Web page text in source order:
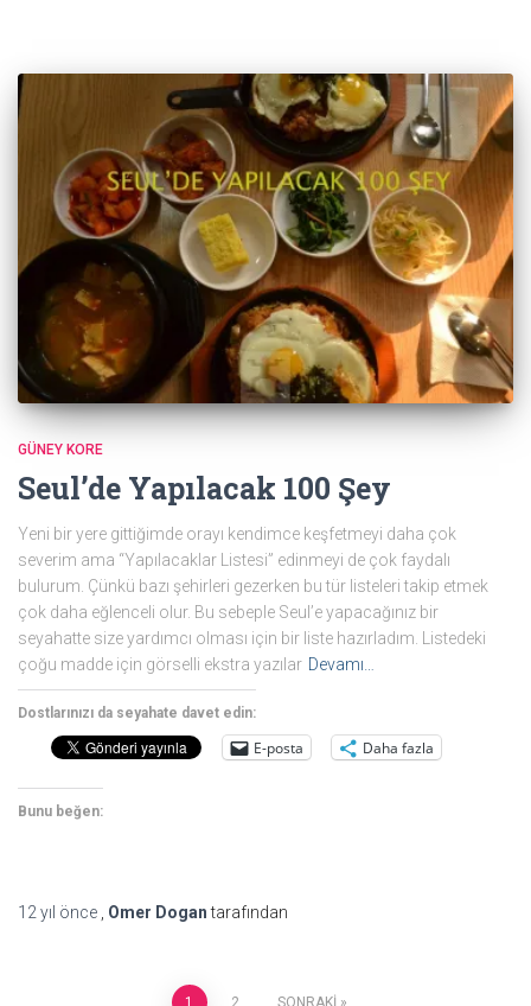
GÜNEY KORE
Seul’de Yapılacak 100 Şey
Yeni bir yere gittiğimde orayı kendimce keşfetmeyi daha çok
severim ama “Yapılacaklar Listesi” edinmeyi de çok faydalı
bulurum. Çünkü bazı şehirleri gezerken bu tür listeleri takip etmek
çok daha eğlenceli olur. Bu sebeple Seul’e yapacağınız bir
seyahatte size yardımcı olması için bir liste hazırladım. Listedeki
çoğu madde için görselli ekstra yazılar Devamı…
Dostlarınızı da seyahate davet edin:
E-posta Daha fazla
Bunu beğen:
12 yıl önce , Omer Dogantarafından